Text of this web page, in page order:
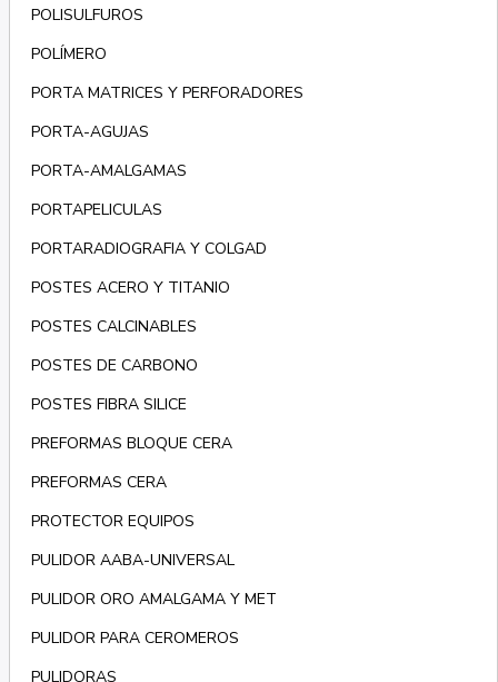
POLISULFUROS
POLÍMERO
PORTA MATRICES Y PERFORADORES
PORTA-AGUJAS
PORTA-AMALGAMAS
PORTAPELICULAS
PORTARADIOGRAFIA Y COLGAD
POSTES ACERO Y TITANIO
POSTES CALCINABLES
POSTES DE CARBONO
POSTES FIBRA SILICE
PREFORMAS BLOQUE CERA
PREFORMAS CERA
PROTECTOR EQUIPOS
PULIDOR AABA-UNIVERSAL
PULIDOR ORO AMALGAMA Y MET
PULIDOR PARA CEROMEROS
PULIDORAS